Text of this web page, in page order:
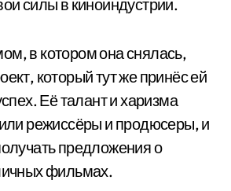
силы в киноиндустрии.
в котором она снялась,
который тут же принёс ей
Её талант и харизма
режиссёры и продюсеры, и
предложения о
фильмах.